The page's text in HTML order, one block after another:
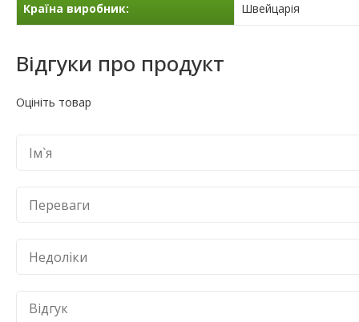
Країна виробник: Швейцарія
Відгуки про продукт
Оцініть товар